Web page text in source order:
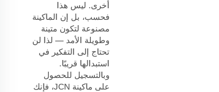
أخرى. ليس هذا
فحسب، بل إن الماكينة
مصنوعة لتكون متينة
وطويلة الأمد — لذا لن
تحتاج إلى التفكير في
استبدالها قريبًا.
وبالتسجيل للحصول
على ماكينة JCN، فإنك